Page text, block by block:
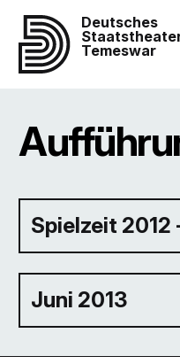
Deutsches
Temeswar
Spielzeit 2012
Juni 2013